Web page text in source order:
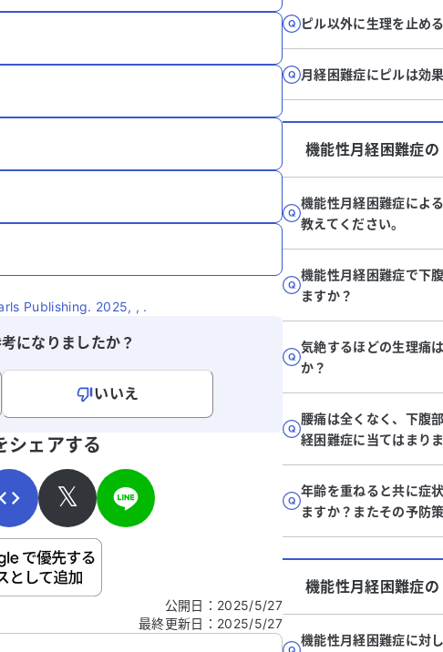
Publishing. 2025, , .
になりましたか？
いいえ
身の病気の詳細などの個人情報は入れないでくだ
シェアする
𝕏
公開日 ： 2025/5/27
最終更新日 ： 2025/5/27
ピル以外に生理を止め
月経困難症にピルは効
機能性月経困難症の
機能性月経困難症によ
教えてください。
機能性月経困難症で下
ますか？
気絶するほどの生理痛
か？
腰痛は全くなく、下腹
経困難症に当てはまり
年齢を重ねると共に症
ますか？またその予防
機能性月経困難症の
機能性月経困難症に対